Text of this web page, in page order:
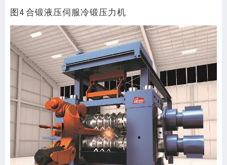
图4 合锻液压伺服冷锻压力机